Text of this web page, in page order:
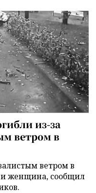
из-за
ветром в
ветром в
и женщина, сообщил